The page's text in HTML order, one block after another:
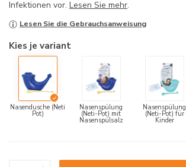
Infektionen vor. Lesen Sie mehr.
Lesen Sie die Gebrauchsanweisung
Kies je variant
Nasendusche (Neti
Pot)
Nasenspülung
(Neti-Pot) mit
Nasenspülsalz
Nasenspülung
(Neti-Pot) für
Kinder